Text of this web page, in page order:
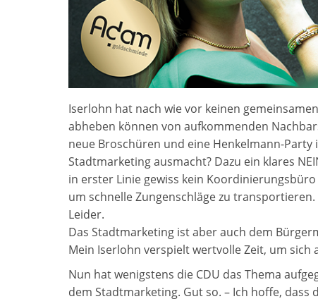
Iserlohn hat nach wie vor keinen
abheben können von aufkommenden
neue Broschüren und eine Henkelmann-
Stadtmarketing ausmacht? Dazu ein klares
in erster Linie gewiss kein
um schnelle Zungenschläge zu
Leider.
Das Stadtmarketing ist aber auch dem
Mein Iserlohn verspielt wertvolle Zeit, um
Nun hat wenigstens die CDU das Thema
dem Stadtmarketing. Gut so. – Ich hoffe,